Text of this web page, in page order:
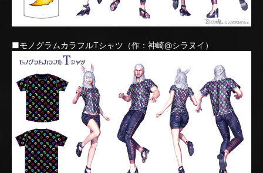
■モノグラムカラフルTシャツ（作：神崎@シラヌイ）